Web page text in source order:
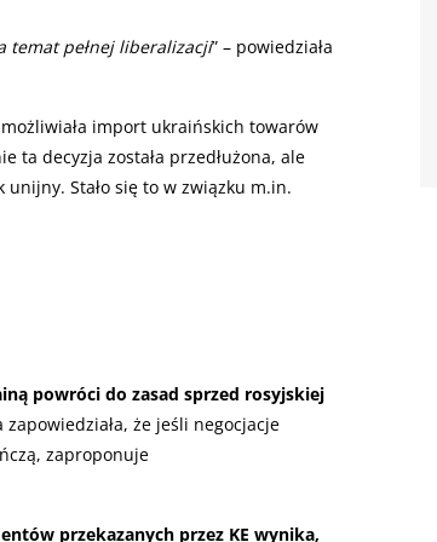
temat pełnej liberalizacji” – powiedziała
import ukraińskich towarów
ta decyzja została przedłużona, ale
Stało się to w związku m.in.
powróci do zasad sprzed rosyjskiej
zapowiedziała, że jeśli negocjacje
zaproponuje
przekazanych przez KE wynika,